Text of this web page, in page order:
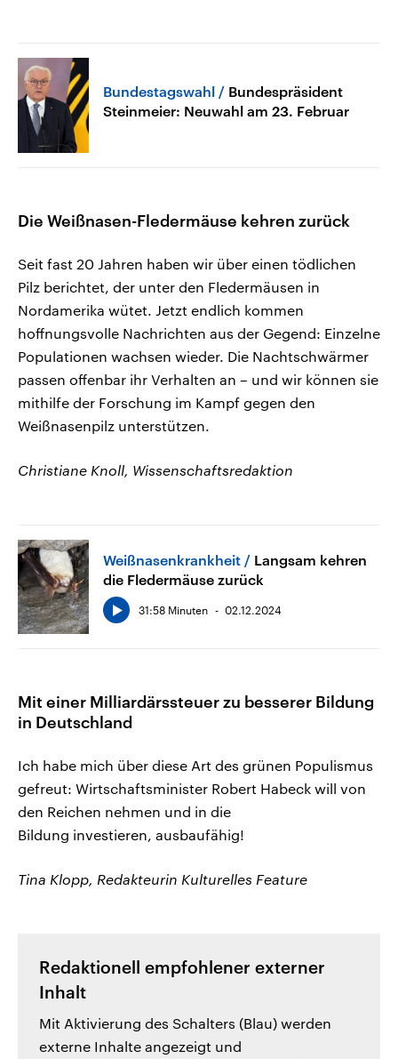
Bundestagswahl
Bundespräsident
Steinmeier: Neuwahl am 23. Februar
Die Weißnasen-Fledermäuse kehren zurück
Seit fast 20 Jahren haben wir über einen tödlichen
Pilz berichtet, der unter den Fledermäusen in
Nordamerika wütet. Jetzt endlich kommen
hoffnungsvolle Nachrichten aus der Gegend: Einzelne
Populationen wachsen wieder. Die Nachtschwärmer
passen offenbar ihr Verhalten an – und wir können sie
mithilfe der Forschung im Kampf gegen den
Weißnasenpilz unterstützen.
Christiane Knoll, Wissenschaftsredaktion
Weißnasenkrankheit
Langsam kehren
die Fledermäuse zurück
31:58 Minuten 02.12.2024
Mit einer Milliardärssteuer zu besserer Bildung
in Deutschland
Ich habe mich über diese Art des grünen Populismus
gefreut: Wirtschaftsminister Robert Habeck will von
den Reichen nehmen und in die
Bildung investieren, ausbaufähig!
Tina Klopp, Redakteurin Kulturelles Feature
Redaktionell empfohlener externer
Inhalt
Mit Aktivierung des Schalters (Blau) werden
externe Inhalte angezeigt und